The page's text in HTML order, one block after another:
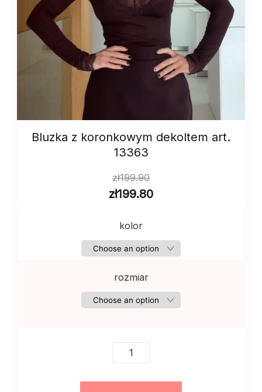
Bluzka z koronkowym dekoltem art.
13363
zł199.90
zł199.80
kolor
rozmiar
Bluzka